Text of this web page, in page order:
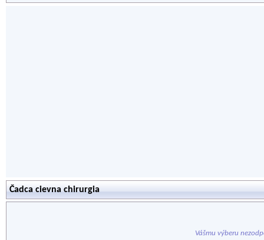
Čadca cievna chirurgia
Vášmu výberu